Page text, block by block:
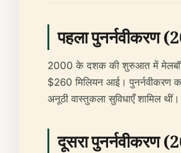
पहला पुनर्नवीकरण
2000 के दशक की शुरुआत में मेलबॉर्न
$260 मिलियन आई। पुनर्नवीकरण
अनूठी वास्तुकला सुविधाएँ शामिल
दूसरा पुनर्नवीकरण